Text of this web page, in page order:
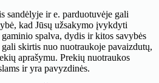
sandėlyje ir e. parduotuvėje gali
kad Jūsų užsakymo įvykdyti
spalva, dydis ir kitos savybės
skirtis nuo nuotraukoje pavaizdutų,
aprašymu. Prekių nuotraukos
ir yra pavyzdinės.